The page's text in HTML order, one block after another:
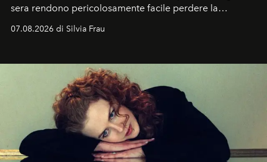
sera rendono pericolosamente facile perdere la
07.08.2026 di Silvia Frau